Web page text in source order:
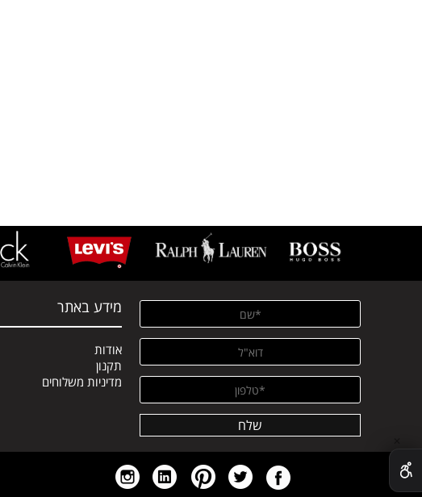
מידע באתר
אודות
תקנון
מדיניות משלוחים